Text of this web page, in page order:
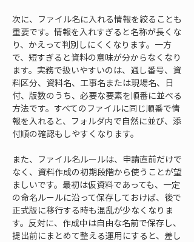
次に、ファイル名に入れる情報を絞ることも
重要です。情報を入れすぎると名称が長くな
り、かえって判別しにくくなります。一方
で、短すぎると資料の意味が分からなくなり
ます。実務で扱いやすいのは、通し番号、資
料区分、資料名、工事名または現場名、日
付、版数のうち、必要な要素を順番に並べる
方法です。すべてのファイルに同じ順番で情
報を入れると、フォルダ内で自然に並び、添
付順の確認もしやすくなります。
また、ファイル名ルールは、申請直前だけで
なく、資料作成の初期段階から使うことが望
ましいです。最初は仮資料であっても、一定
の命名ルールに沿って保存しておけば、後で
正式版に移行する時も混乱が少なくなりま
す。反対に、作成中は自由な名前で保存し、
提出前にまとめて整える運用にすると、差し